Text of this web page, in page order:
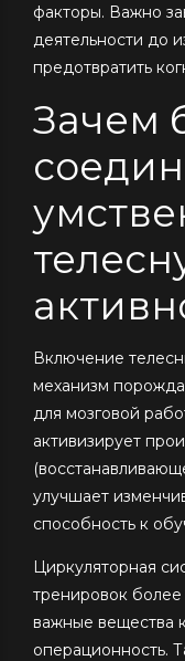
факторы. Важно
деятельности до
предотвратить
Зачем
Включение
механизм
для мозговой
активизирует
улучшает
способность к
Циркуляторная
тренировок более
важные вещества
операционность.